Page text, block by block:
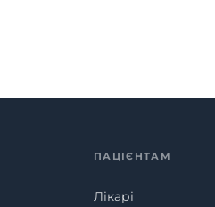
ПАЦІЄНТАМ
Лікарі